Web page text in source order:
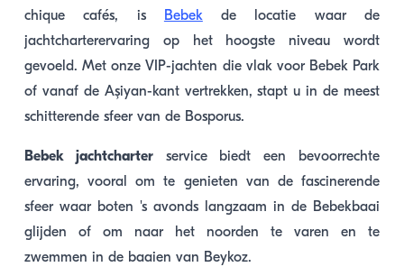
chique cafés, is Bebekde locatie waar de
jachtcharterervaring op het hoogste niveau wordt
gevoeld. Met onze VIP-jachten die vlak voor Bebek Park
of vanaf de Aşiyan-kant vertrekken, stapt u in de meest
schitterende sfeer van de Bosporus.
Bebek jachtcharterservice biedt een bevoorrechte
ervaring, vooral om te genieten van de fascinerende
sfeer waar boten 's avonds langzaam in de Bebekbaai
glijden of om naar het noorden te varen en te
zwemmen in de baaien van Beykoz.